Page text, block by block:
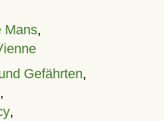
Mans,
Gefährten,
,
,